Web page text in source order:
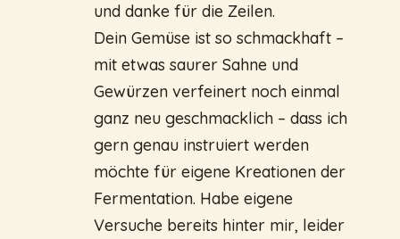
und danke für die Zeilen.
Dein Gemüse ist so schmackhaft –
mit etwas saurer Sahne und
Gewürzen verfeinert noch einmal
ganz neu geschmacklich – dass ich
gern genau instruiert werden
möchte für eigene Kreationen der
Fermentation. Habe eigene
Versuche bereits hinter mir, leider